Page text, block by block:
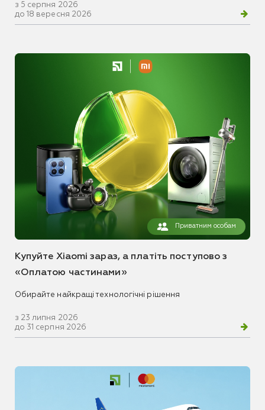
з 5 серпня 2026
до 18 вересня 2026
Приватним особам
Купуйте Xiaomi зараз, а платіть поступово з
«Оплатою частинами»
Обирайте найкращі технологічні рішення
з 23 липня 2026
до 31 серпня 2026